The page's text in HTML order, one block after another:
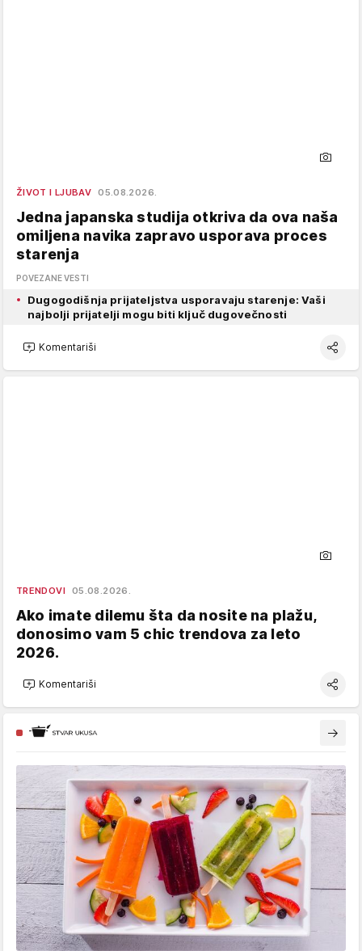
ŽIVOT I LJUBAV 05.08.2026.
Jedna japanska studija otkriva da ova naša
omiljena navika zapravo usporava proces
starenja
POVEZANE VESTI
Dugogodišnja prijateljstva usporavaju starenje: Vaši
najbolji prijatelji mogu biti ključ dugovečnosti
Komentariši
TRENDOVI 05.08.2026.
Ako imate dilemu šta da nosite na plažu,
donosimo vam 5 chic trendova za leto
2026.
Komentariši